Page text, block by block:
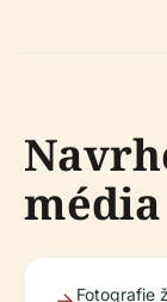
média
Fotografie